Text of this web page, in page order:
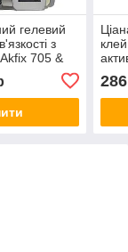
гелевий
з
705 &
286